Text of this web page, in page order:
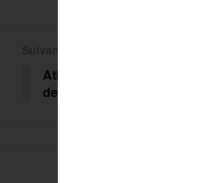
Athlétisme : l’Athletic Day,
de s’initier des été dans les